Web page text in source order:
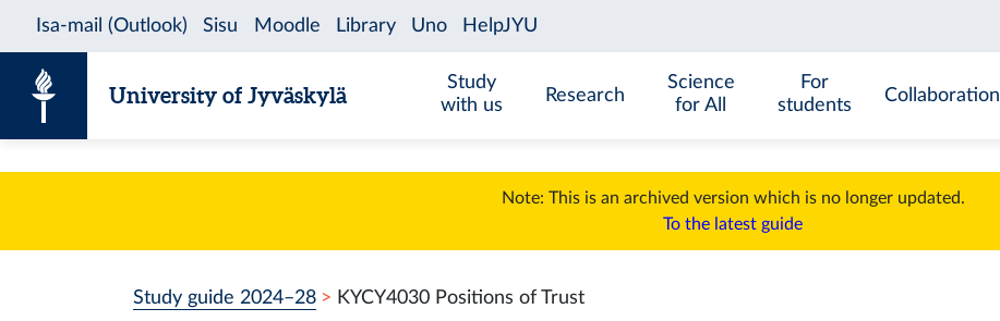
University of Jyväskylä
Study
with us
Research
Science
for All
For
students
Collaboration
Note: This is an archived version which is no longer updated.
To the latest guide
Study guide 2024–28 KYCY4030 Positions of Trust